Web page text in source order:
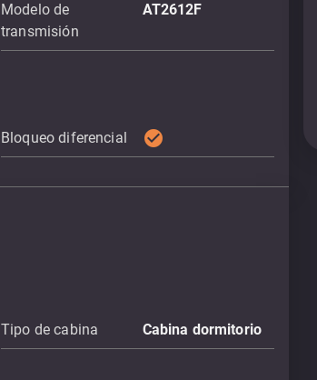
Modelo de
transmisión
AT2612F
Bloqueo diferencial check_circle
Tipo de cabina Cabina dormitorio